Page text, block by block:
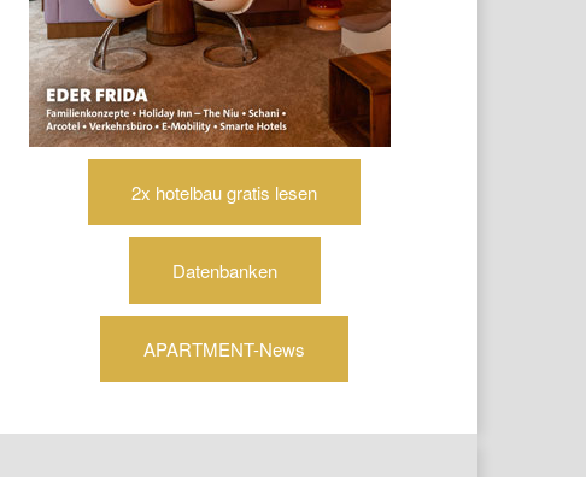
2x hotelbau gratis lesen
Datenbanken
APARTMENT-News